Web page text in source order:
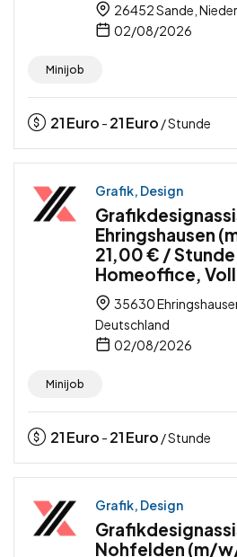
26452 Sande,
02/08/2026
Minijob
21Euro - 21Euro / Stunde
Grafik, Design
Ehringshausen
21,00 € /
Homeoffice,
35630
Deutschland
02/08/2026
Minijob
21Euro - 21Euro / Stunde
Grafik, Design
Nohfelden (m/